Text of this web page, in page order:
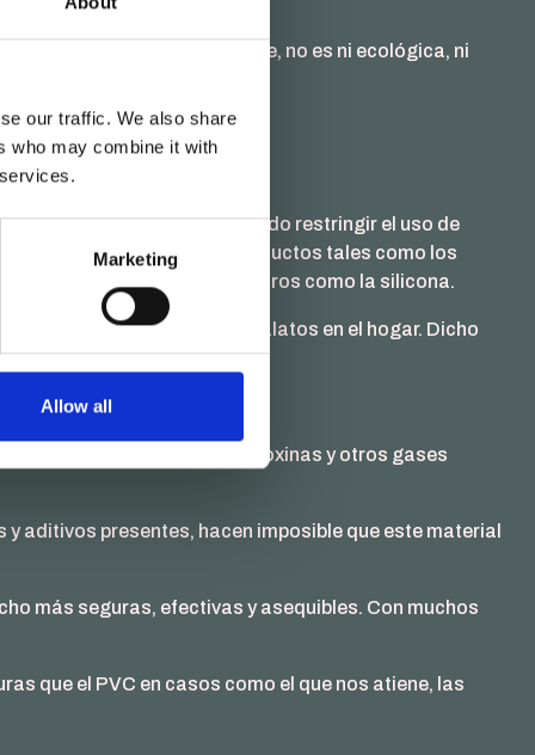
our traffic. We also share
who may combine it with
Marketing
Allow all
la cual como bien se sabe, no es ni ecológica, ni
ftalato, está consiguiendo restringir el uso de
seres humanos desde productos tales como los
sustituyéndolo por otros como la silicona.
materiales que contienen ftalatos en el hogar. Dicho
gas ácido, sino también dioxinas y otros gases
aditivos presentes, hacen imposible que este material
más seguras, efectivas y asequibles. Con muchos
que el PVC en casos como el que nos atiene, las